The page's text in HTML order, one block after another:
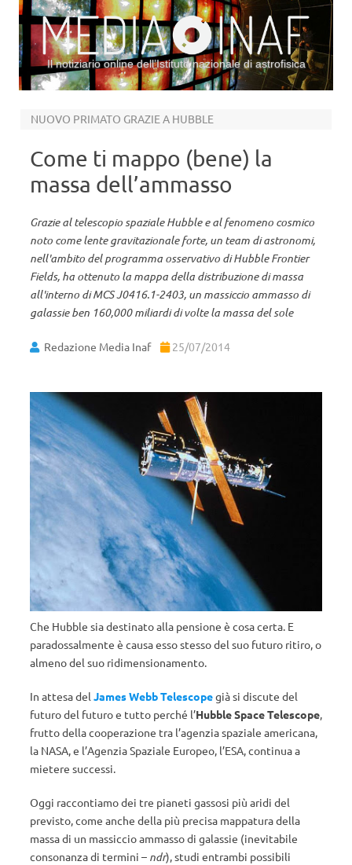
Il notiziario online dell’Istituto nazionale di astrofisica
NUOVO PRIMATO GRAZIE A HUBBLE
Come ti mappo (bene) la
massa dell’ammasso
Grazie al telescopio spaziale Hubble e al fenomeno cosmico
noto come lente gravitazionale forte, un team di astronomi,
nell'ambito del programma osservativo di Hubble Frontier
Fields, ha ottenuto la mappa della distribuzione di massa
all'interno di MCS J0416.1-2403, un massiccio ammasso di
galassie ben 160,000 miliardi di volte la massa del sole
Redazione Media Inaf 25/07/2014
Che Hubble sia destinato alla pensione è cosa certa. E
paradossalmente è causa esso stesso del suo futuro ritiro, o
almeno del suo ridimensionamento.
In attesa del James Webb Telescopegià si discute del
futuro del futuro e tutto perché l’Hubble Space Telescope,
frutto della cooperazione tra l’agenzia spaziale americana,
la NASA, e l’Agenzia Spaziale Europeo, l’ESA, continua a
mietere successi.
Oggi raccontiamo dei tre pianeti gassosi più aridi del
previsto, come anche della più precisa mappatura della
massa di un massiccio ammasso di galassie (inevitabile
consonanza di termini – ndr), studi entrambi possibili